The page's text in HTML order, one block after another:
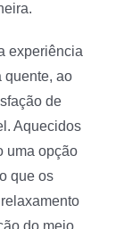
experiência
quente, ao
de
Aquecidos
uma opção
que os